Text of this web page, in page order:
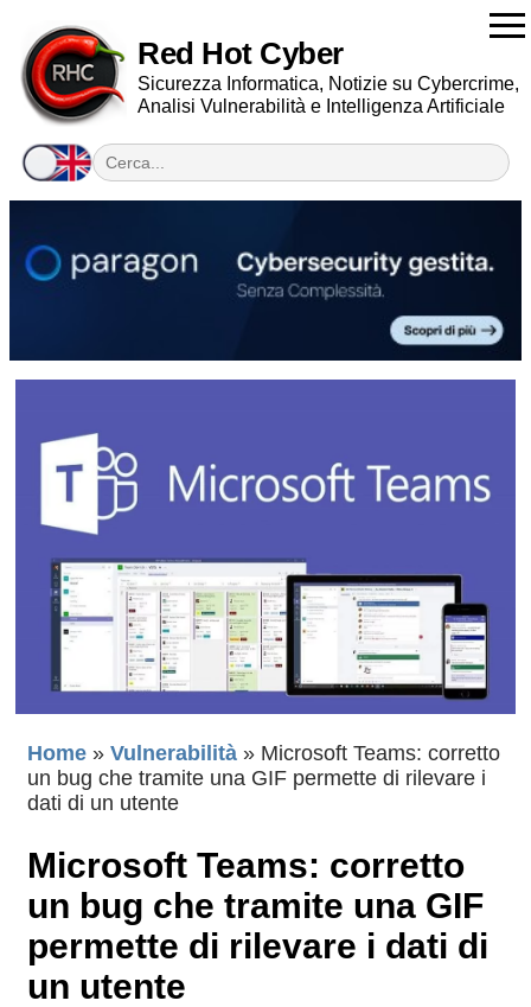
Red Hot Cyber
Sicurezza Informatica, Notizie su Cybercrime,
Analisi Vulnerabilità e Intelligenza Artificiale
Home » Vulnerabilità » Microsoft Teams: corretto
un bug che tramite una GIF permette di rilevare i
dati di un utente
Microsoft Teams: corretto
un bug che tramite una GIF
permette di rilevare i dati di
un utente